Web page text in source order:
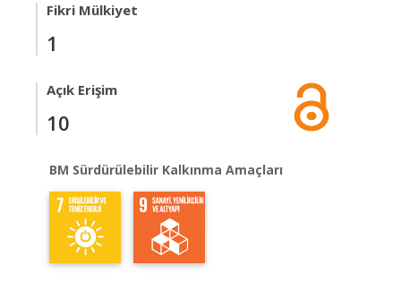
Fikri Mülkiyet
1
Açık Erişim
10
BM Sürdürülebilir Kalkınma Amaçları